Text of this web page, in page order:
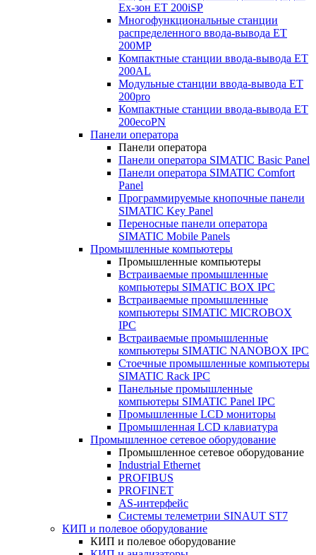
Ex-зон ET 200iSP
Многофункциональные станции
распределенного ввода-вывода ET
200MP
Компактные станции ввода-вывода ET
200AL
Модульные станции ввода-вывода ET
200pro
Компактные станции ввода-вывода ET
200ecoPN
Панели оператора
Панели оператора
Панели оператора SIMATIC Basic Panel
Панели оператора SIMATIC Comfort
Panel
Программируемые кнопочные панели
SIMATIC Key Panel
Переносные панели оператора
SIMATIC Mobile Panels
Промышленные компьютеры
Промышленные компьютеры
Встраиваемые промышленные
компьютеры SIMATIC BOX IPC
Встраиваемые промышленные
компьютеры SIMATIC MICROBOX
IPC
Встраиваемые промышленные
компьютеры SIMATIC NANOBOX IPC
Стоечные промышленные компьютеры
SIMATIC Rack IPC
Панельные промышленные
компьютеры SIMATIC Panel IPC
Промышленные LCD мониторы
Промышленная LCD клавиатура
Промышленное сетевое оборудование
Промышленное сетевое оборудование
Industrial Ethernet
PROFIBUS
PROFINET
AS-интерфейс
Системы телеметрии SINAUT ST7
КИП и полевое оборудование
КИП и полевое оборудование